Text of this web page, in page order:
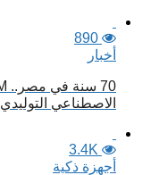
890
أخبار
الاصطناعي التوليدي
3.4K
أجهزة ذكية